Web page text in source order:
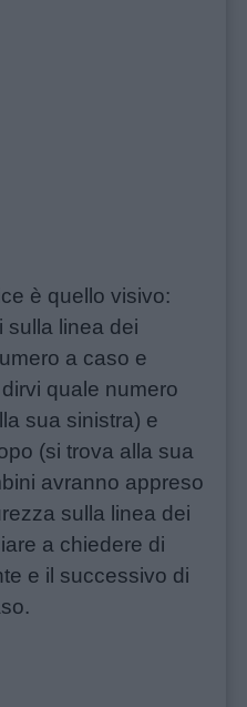
è quello visivo:
sulla linea dei
a caso e
quale numero
sua sinistra) e
(si trova alla sua
avranno appreso
sulla linea dei
a chiedere di
e il successivo di